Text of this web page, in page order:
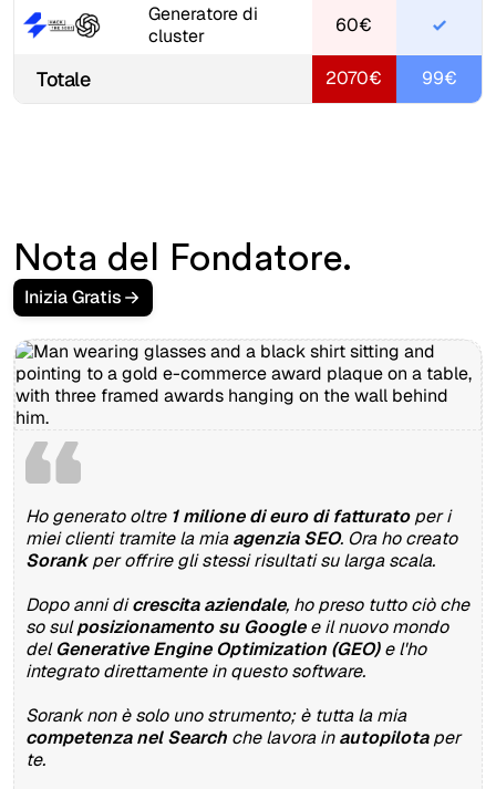
Generatore di
cluster
60€
Totale 2070€ 99€
Nota del Fondatore.
Inizia Gratis
Ho generato oltre 1 milione di euro di fatturatoper i
miei clienti tramite la miaagenzia SEO. Ora ho creato
Sorankper offrire gli stessi risultati su larga scala.
Dopo anni dicrescita aziendale, ho preso tutto ciò che
so sulposizionamento su Googlee il nuovo mondo
delGenerative Engine Optimization (GEO)e l'ho
integrato direttamente in questo software.
Sorank non è solo uno strumento; è tutta la mia
competenza nel Search che lavora inautopilotaper
te.